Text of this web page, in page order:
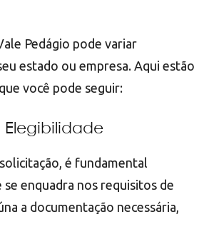
Pedágio pode variar
estado ou empresa. Aqui estão
você pode seguir:
Elegibilidade
é fundamental
enquadra nos requisitos de
a documentação necessária,